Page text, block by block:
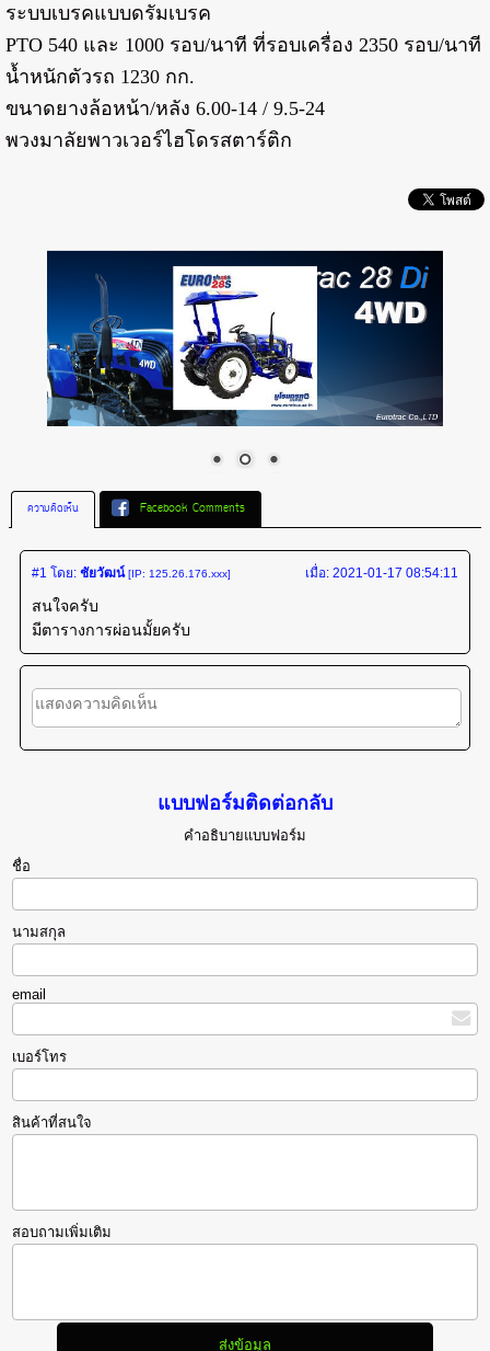
ระบบเบรคแบบดรัมเบรค
PTO 540 และ 1000 รอบ/นาที ที่รอบเครื่อง 2350 รอบ/นาที
น้ำหนักตัวรถ 1230 กก.
ขนาดยางล้อหน้า/หลัง 6.00-14 / 9.5-24
พวงมาลัยพาวเวอร์ไฮโดรสตาร์ติก
ความคิดเห็น Facebook Comments
#1 โดย: ชัยวัฒน์ [IP: 125.26.176.xxx] เมื่อ:2021-01-17 08:54:11
สนใจครับ
มีตารางการผ่อนมั้ยครับ
แบบฟอร์มติดต่อกลับ
คำอธิบายแบบฟอร์ม
ชื่อ
นามสกุล
email
เบอร์โทร
สินค้าที่สนใจ
สอบถามเพิ่มเติม